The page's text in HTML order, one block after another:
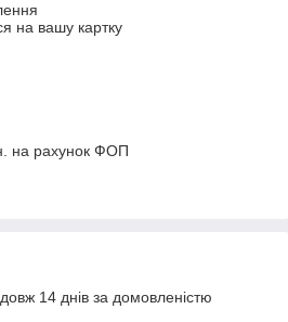
на вашу картку
на рахунок ФОП
14 днів за домовленістю